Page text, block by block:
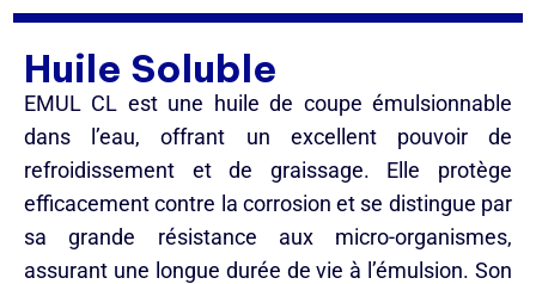
Huile Soluble
EMUL CL est une huile de coupe émulsionnable
dans l’eau, offrant un excellent pouvoir de
refroidissement et de graissage. Elle protège
efficacement contre la corrosion et se distingue par
sa grande résistance aux micro-organismes,
assurant une longue durée de vie à l’émulsion. Son